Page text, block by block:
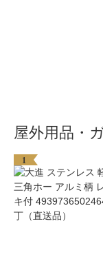
屋外用品・
1